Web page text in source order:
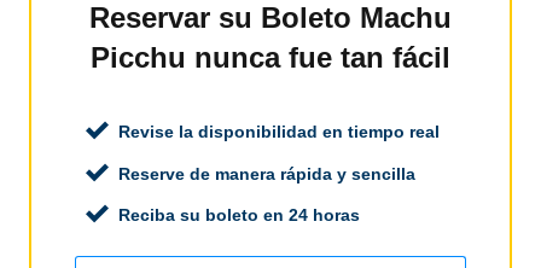
Reservar su Boleto Machu
Picchu nunca fue tan fácil
Revise la disponibilidad en tiempo real
Reserve de manera rápida y sencilla
Reciba su boleto en 24 horas